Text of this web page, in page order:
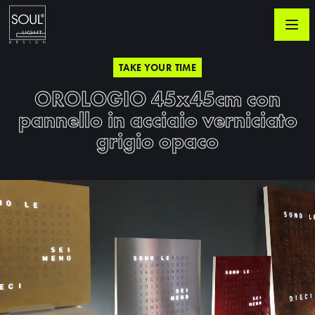
TAKE YOUR TIME
OROLOGIO 45x45cm con
pannello in acciaio verniciato
grigio opaco